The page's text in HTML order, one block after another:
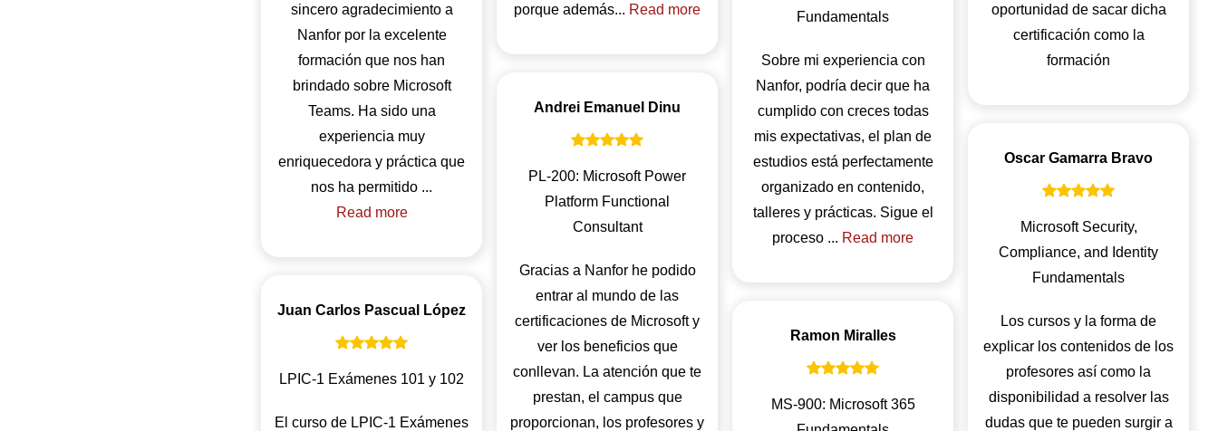
sincero agradecimiento a
Nanfor por la excelente
formación que nos han
brindado sobre Microsoft
Teams. Ha sido una
experiencia muy
enriquecedora y práctica que
Read more
Juan Carlos Pascual López
LPIC-1 Exámenes 101 y 102
El curso de LPIC-1 Exámenes
porque además... Read more
Andrei Emanuel Dinu
PL-200: Microsoft Power
Platform Functional
Consultant
Gracias a Nanfor he podido
entrar al mundo de las
certificaciones de Microsoft y
ver los beneficios que
conllevan. La atención que te
prestan, el campus que
proporcionan, los profesores y
Fundamentals
Sobre mi experiencia con
Nanfor, podría decir que ha
cumplido con creces todas
mis expectativas, el plan de
estudios está perfectamente
organizado en contenido,
talleres y prácticas. Sigue el
proceso ... Read more
Ramon Miralles
MS-900: Microsoft 365
oportunidad de sacar dicha
certificación como la
formación
Oscar Gamarra Bravo
Microsoft Security,
Compliance, and Identity
Fundamentals
Los cursos y la forma de
explicar los contenidos de los
profesores así como la
disponibilidad a resolver las
dudas que te pueden surgir a